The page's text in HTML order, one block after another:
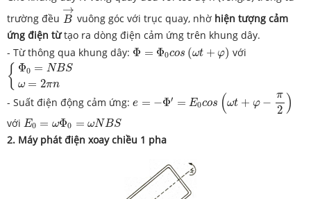
trường đều
→
B
B→
vuông góc với trục quay, nhờ hiện tượng cảm
ứng điện từtạo ra dòng điện cảm ứng trên khung dây.
- Từ thông qua khung dây: Φ = Φ0cos (ωt + φ)
Φ Φ0 ω + φ với
{ Φ0 = NBS
ω = 2πn
{Φ0 =NBSω=2πn
- Suất điện động cảm ứng: e = −Φ′ = E0cos (ωt + φ −
π
2 )
+
với E0 = ωΦ0 = ωNBS
E0 Φ0 NBS
2. Máy phát điện xoay chiều 1 pha